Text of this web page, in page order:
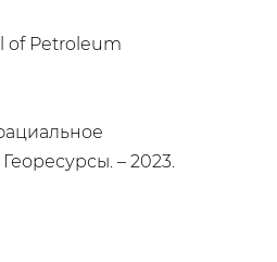
of Petroleum
– 2023.